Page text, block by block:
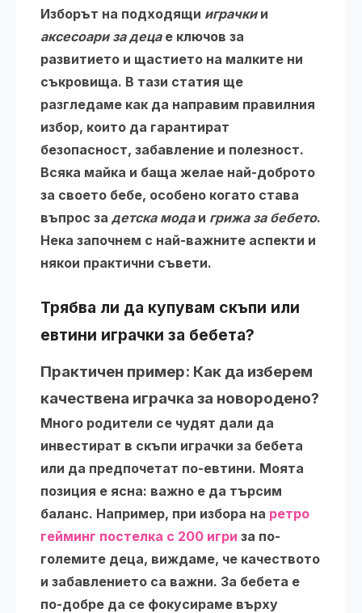
Изборът на подходящи играчкии
аксесоари за децае ключов за
развитието и щастието на малките ни
съкровища. В тази статия ще
разгледаме как да направим правилния
избор, които да гарантират
безопасност, забавление и полезност.
Всяка майка и баща желае най-доброто
за своето бебе, особено когато става
въпрос за детска модаи грижа за бебето.
Нека започнем с най-важните аспекти и
някои практични съвети.
Трябва ли да купувам скъпи или
евтини играчки за бебета?
Практичен пример: Как да изберем
качествена играчка за новородено?
Много родители се чудят дали да
инвестират в скъпи играчки за бебета
или да предпочетат по-евтини. Моята
позиция е ясна: важно е да търсим
баланс. Например, при избора на ретро
гейминг постелка с 200 игри за по-
големите деца, виждаме, че качеството
и забавлението са важни. За бебета е
по-добре да се фокусираме върху